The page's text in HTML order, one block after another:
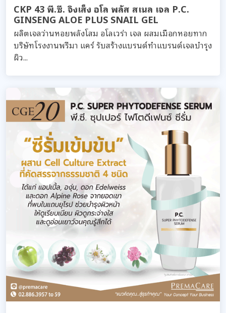
CKP 43 พี.ซี. จิงเส็ง อโล พลัส สเนล เจล P.C.
GINSENG ALOE PLUS SNAIL GEL
ผลิตเจลว่านหอยพลังโสม อโลเวร่า เจล ผสมเมือกหอยทาก
บริษัทโรงงานพรีมา แคร์ รับสร้างแบรนด์ทำแบรนด์เจลบำรุง
ผิว...